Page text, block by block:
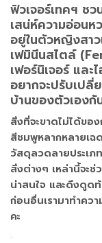
ฟิวเจอร์เทคฯ ช
เสน่ห์ความอ่อนห
อยู่ในตัวหญิงสา
เฟมินีนสไตล์
เฟอร์นิเจอร์ แล
อยากจะปรับเปลี่
บ้านของตัวเองกั
สิ่งที่จะขาดไม่ได้ข
สีชมพูหลากหลายเฉ
วัสดุลวดลายประเ
สิ่งต่างๆ เหล่านี้จะ
น่าสนใจ และดึงดูด
ก่อนอื่นเรามาทำคว
คะ
.